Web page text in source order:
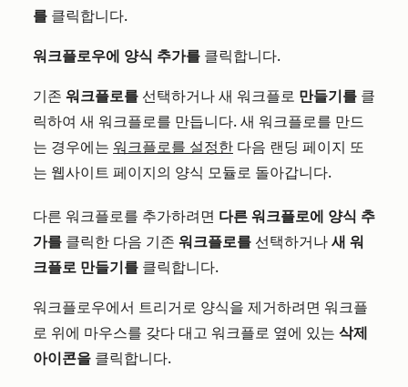
를 클릭합니다.
워크플로우에 양식 추가를 클릭합니다.
기존 워크플로를 선택하거나 새 워크플로 만들기를 클
릭하여 새 워크플로를 만듭니다. 새 워크플로를 만드
는 경우에는 워크플로를 설정한 다음 랜딩 페이지 또
는 웹사이트 페이지의 양식 모듈로 돌아갑니다.
다른 워크플로를 추가하려면 다른 워크플로에 양식 추
가를 클릭한 다음 기존 워크플로를 선택하거나 새 워
크플로 만들기를 클릭합니다.
워크플로우에서 트리거로 양식을 제거하려면 워크플
로 위에 마우스를 갖다 대고 워크플로 옆에 있는 삭제
아이콘을 클릭합니다.